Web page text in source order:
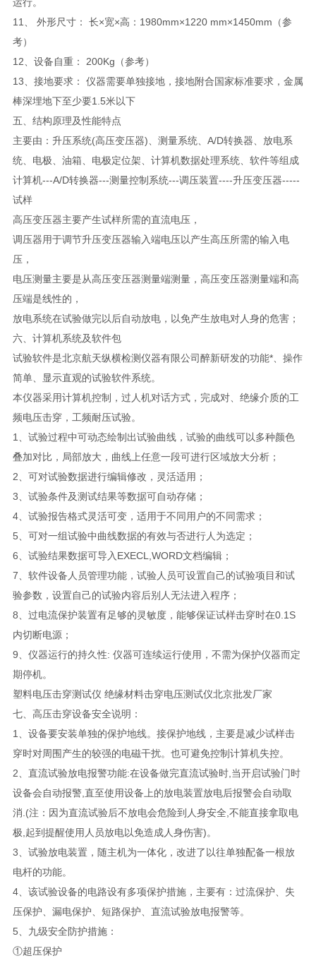
11、 外形尺寸： 长×宽×高：1980mm×1220 mm×1450mm（参
考）
12、设备自重： 200Kg（参考）
13、接地要求： 仪器需要单独接地，接地附合国家标准要求，金属
棒深埋地下至少要1.5米以下
五、结构原理及性能特点
主要由：升压系统(高压变压器)、测量系统、A/D转换器、放电系
统、电极、油箱、电极定位架、计算机数据处理系统、软件等组成
计算机---A/D转换器---测量控制系统---调压装置----升压变压器-----
试样
高压变压器主要产生试样所需的直流电压，
调压器用于调节升压变压器输入端电压以产生高压所需的输入电
压，
电压测量主要是从高压变压器测量端测量，高压变压器测量端和高
压端是线性的，
放电系统在试验做完以后自动放电，以免产生放电对人身的危害；
六、计算机系统及软件包
试验软件是北京航天纵横检测仪器有限公司醉新研发的功能*、操作
简单、显示直观的试验软件系统。
本仪器采用计算机控制，过人机对话方式，完成对、绝缘介质的工
频电压击穿，工频耐压试验。
1、试验过程中可动态绘制出试验曲线，试验的曲线可以多种颜色
叠加对比，局部放大，曲线上任意一段可进行区域放大分析；
2、可对试验数据进行编辑修改，灵活适用；
3、试验条件及测试结果等数据可自动存储；
4、试验报告格式灵活可变，适用于不同用户的不同需求；
5、可对一组试验中曲线数据的有效与否进行人为选定；
6、试验结果数据可导入EXECL,WORD文档编辑；
7、软件设备人员管理功能，试验人员可设置自己的试验项目和试
验参数，设置自己的试验内容后别人无法进入程序；
8、过电流保护装置有足够的灵敏度，能够保证试样击穿时在0.1S
内切断电源；
9、仪器运行的持久性: 仪器可连续运行使用，不需为保护仪器而定
期停机。
塑料电压击穿测试仪 绝缘材料击穿电压测试仪北京批发厂家
七、高压击穿设备安全说明：
1、设备要安装单独的保护地线。接保护地线，主要是减少试样击
穿时对周围产生的较强的电磁干扰。也可避免控制计算机失控。
2、直流试验放电报警功能:在设备做完直流试验时,当开启试验门时
设备会自动报警,直至使用设备上的放电装置放电后报警会自动取
消.(注：因为直流试验后不放电会危险到人身安全,不能直接拿取电
极,起到提醒使用人员放电以免造成人身伤害)。
3、试验放电装置，随主机为一体化，改进了以往单独配备一根放
电杆的功能。
4、该试验设备的电路设有多项保护措施，主要有：过流保护、失
压保护、漏电保护、短路保护、直流试验放电报警等。
5、九级安全防护措施：
①超压保护